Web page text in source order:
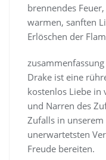
brennendes
warmen, sanften
Erlöschen der
Drake ist eine
kostenlos Liebe in
und Narren des
Zufalls in
unerwartetsten
Freude bereiten.